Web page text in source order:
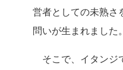
営者としての未熟さ
問いが生まれました。
そこで、イタンジ